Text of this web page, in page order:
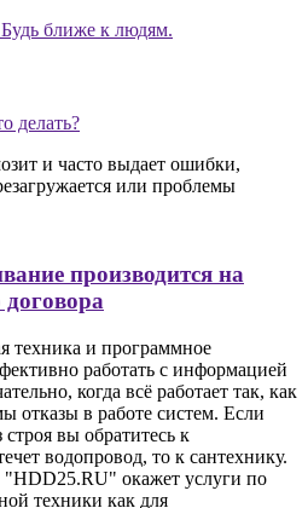
ближе к людям.
делать?
и часто выдает ошибки,
или проблемы
производится на
техника и программное
работать с информацией
когда всё работает так, как
отказы в работе систем. Если
вы обратитесь к
водопровод, то к сантехнику.
окажет услуги по
техники как для